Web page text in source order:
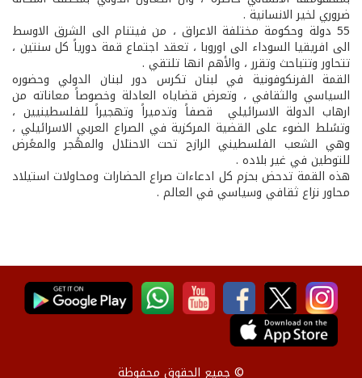
ضروري لخير الانسانية .
55 دولة وحكومة مختلفة الاعراق ، من فيتنام الى الشرق الاوسط
الى افريقيا السوداء الى اوروبا ، تعقد اجتماع قمة دورياً كل سنتين ،
تتحاور وتتباحث وتقرر ، والأهم انها تلتقي .
القمة الفرنكوفونية في لبنان تكرس دور لبنان الدولي وحضوره
السياسي والثقافي ، وتعرض قضاياه العادلة وخصوصاً معاناته من
ارهاب الدولة الاسرائيلي قصفاً وتدميراً وتهجيراً للفلسطينيين ،
وتسًلط الضوء على القضية المركزية في الصراع العربي الاسرائيلي ،
وهي الشعب الفلسطيني الرازح تحت الاحتلال والمهًجر والمعًرض
للتوطين في غير بلاده .
هذه القمة تدحض بحزم كل ادعاءات صراع الحضارات ومحاولات استيلاد
محاور نزاع ثقافي وسياسي في العالم .
© جميع الحقوق محفوظة